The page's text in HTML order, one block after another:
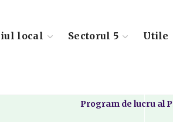
local Sectorul 5 Utile
Program de lucru al